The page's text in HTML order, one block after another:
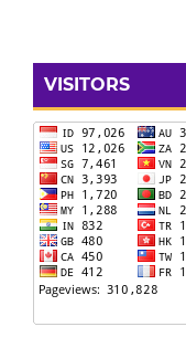
VISITORS